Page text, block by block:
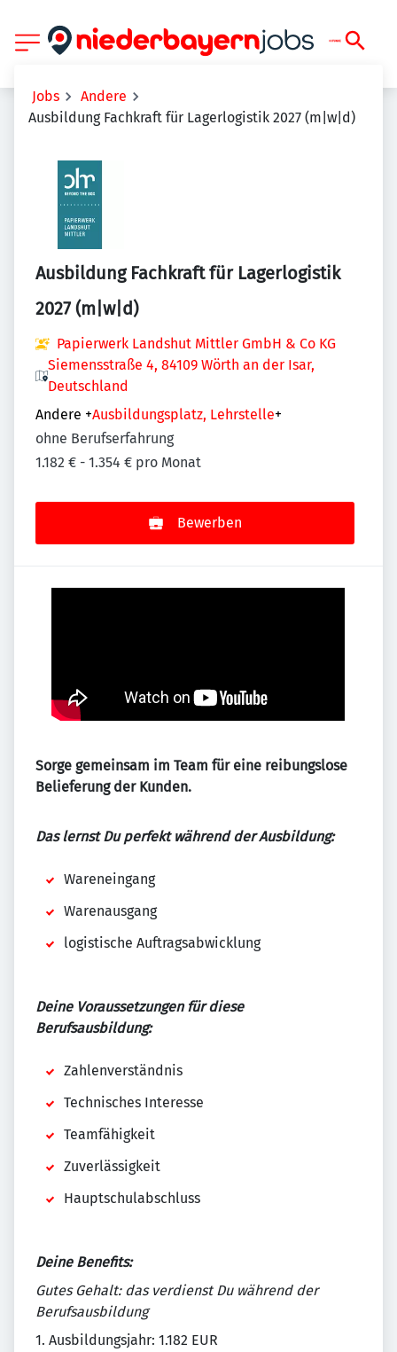
Jobs
Andere
Ausbildung Fachkraft für Lagerlogistik 2027 (m|w|d)
Ausbildung Fachkraft für Lagerlogistik
2027 (m|w|d)
Papierwerk Landshut Mittler GmbH & Co KG
Siemensstraße 4, 84109 Wörth an der Isar,
Deutschland
Andere +Ausbildungsplatz, Lehrstelle+
ohne Berufserfahrung
1.182 € - 1.354 € pro Monat
Bewerben
Sorge gemeinsam im Team für eine reibungslose
Belieferung der Kunden.
Das lernst Du perfekt während der Ausbildung:
Wareneingang
Warenausgang
logistische Auftragsabwicklung
Deine Voraussetzungen für diese
Berufsausbildung:
Zahlenverständnis
Technisches Interesse
Teamfähigkeit
Zuverlässigkeit
Hauptschulabschluss
Deine Benefits:
Gutes Gehalt: das verdienst Du während der
Berufsausbildung
1. Ausbildungsjahr: 1.182 EUR